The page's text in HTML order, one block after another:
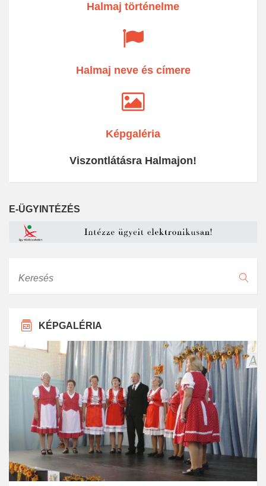
Halmaj történelme
Halmaj neve és címere
Képgaléria
Viszontlátásra Halmajon!
E-ÜGYINTÉZÉS
KÉPGALÉRIA